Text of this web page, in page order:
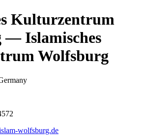
Kulturzentrum
— Islamisches
Wolfsburg
wolfsburg.de